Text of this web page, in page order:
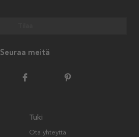
Seuraa meitä
Tuki
Ota yhteyttä